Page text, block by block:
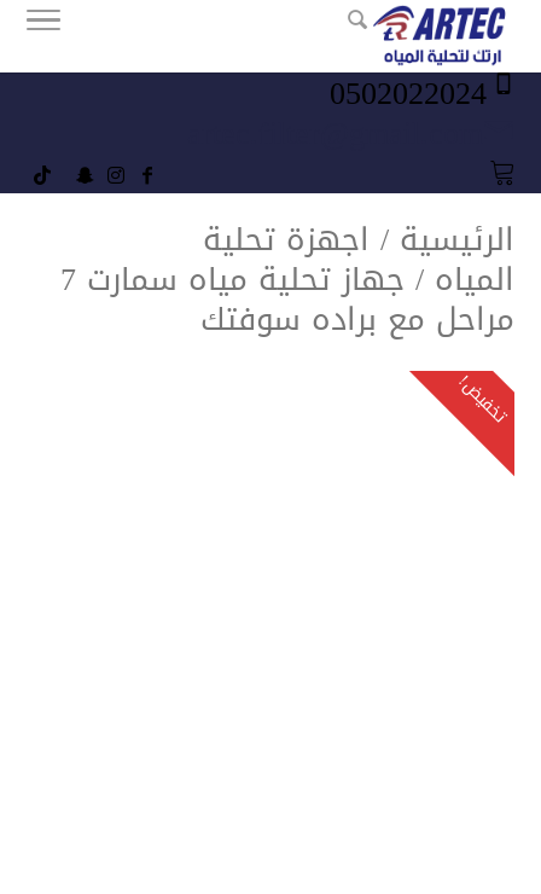
0502022024
الرئيسية / اجهزة تحلية
المياه / جهاز تحلية مياه سمارت 7
مراحل مع براده سوفتك
تخفيض!